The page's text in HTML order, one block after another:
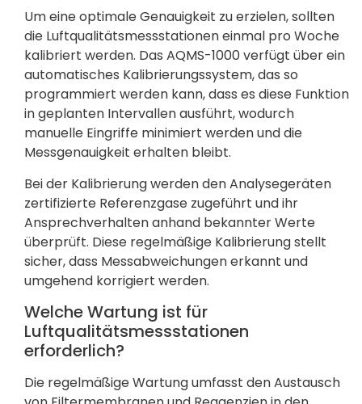
Um eine optimale Genauigkeit zu erzielen, sollten
die Luftqualitätsmessstationen einmal pro Woche
kalibriert werden. Das AQMS-1000 verfügt über ein
automatisches Kalibrierungssystem, das so
programmiert werden kann, dass es diese Funktion
in geplanten Intervallen ausführt, wodurch
manuelle Eingriffe minimiert werden und die
Messgenauigkeit erhalten bleibt.
Bei der Kalibrierung werden den Analysegeräten
zertifizierte Referenzgase zugeführt und ihr
Ansprechverhalten anhand bekannter Werte
überprüft. Diese regelmäßige Kalibrierung stellt
sicher, dass Messabweichungen erkannt und
umgehend korrigiert werden.
Welche Wartung ist für
Luftqualitätsmessstationen
erforderlich?
Die regelmäßige Wartung umfasst den Austausch